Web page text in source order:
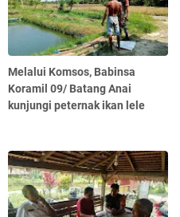
Melalui Komsos, Babinsa
Koramil 09/ Batang Anai
kunjungi peternak ikan lele